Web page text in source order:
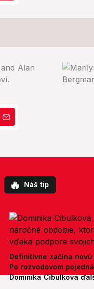
🔥 Náš tip
Definitívne začína
Po rozvodovom
Dominika Cibulková